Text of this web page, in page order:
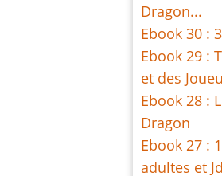
Dragon...
Ebook 30 :
Ebook 29 :
et des
Ebook 28 :
Dragon
Ebook 27 :
adultes et